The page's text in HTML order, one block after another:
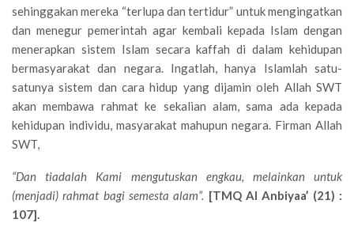
sehinggakan mereka “terlupa dan tertidur” untuk mengingatkan
dan menegur pemerintah agar kembali kepada Islam dengan
menerapkan sistem Islam secara kaffah di dalam kehidupan
bermasyarakat dan negara. Ingatlah, hanya Islamlah satu-
satunya sistem dan cara hidup yang dijamin oleh Allah SWT
akan membawa rahmat ke sekalian alam, sama ada kepada
kehidupan individu, masyarakat mahupun negara. Firman Allah
SWT,
“Dan tiadalah Kami mengutuskan engkau, melainkan untuk
(menjadi) rahmat bagi semesta alam”. [TMQ Al Anbiyaa’ (21) :
107].